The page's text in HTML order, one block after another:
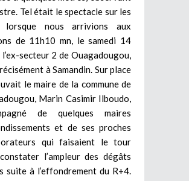
Tel était le spectacle sur les
lorsque nous arrivions aux
de 11h10 mn, le samedi 14
l’ex-secteur 2 de Ouagadougou,
à Samandin. Sur place
le maire de la commune de
Marin Casimir Ilboudo,
de quelques maires
et de ses proches
qui faisaient le tour
l’ampleur des dégâts
suite à l’effondrement du R+4.